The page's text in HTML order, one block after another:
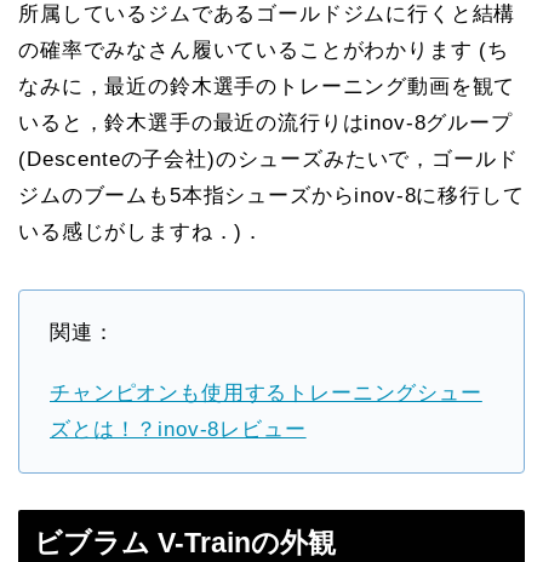
所属しているジムであるゴールドジムに行くと結構
の確率でみなさん履いていることがわかります (ち
なみに，最近の鈴木選手のトレーニング動画を観て
いると，鈴木選手の最近の流行りはinov-8グループ
(Descenteの子会社)のシューズみたいで，ゴールド
ジムのブームも5本指シューズからinov-8に移行して
いる感じがしますね．)．
関連：
チャンピオンも使用するトレーニングシュー
ズとは！？inov-8レビュー
ビブラム V-Trainの外観